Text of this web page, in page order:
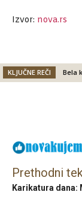
Izvor: nova.rs
KLJUČNE REČI Bela
Prethodni
Karikatura dana: